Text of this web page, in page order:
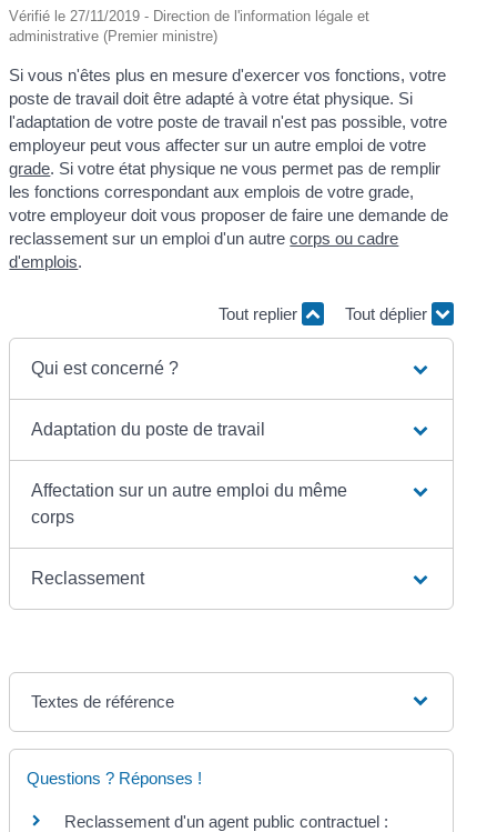
Vérifié le 27/11/2019 - Direction de l'information légale et
administrative (Premier ministre)
Si vous n'êtes plus en mesure d'exercer vos fonctions, votre
poste de travail doit être adapté à votre état physique. Si
l'adaptation de votre poste de travail n'est pas possible, votre
employeur peut vous affecter sur un autre emploi de votre
grade. Si votre état physique ne vous permet pas de remplir
les fonctions correspondant aux emplois de votre grade,
votre employeur doit vous proposer de faire une demande de
reclassement sur un emploi d'un autrecorps ou cadre
d'emplois.
Tout replier Tout déplier
Qui est concerné ?
Adaptation du poste de travail
Affectation sur un autre emploi du même
corps
Reclassement
Textes de référence
Questions ? Réponses !
Reclassement d'un agent public contractuel :